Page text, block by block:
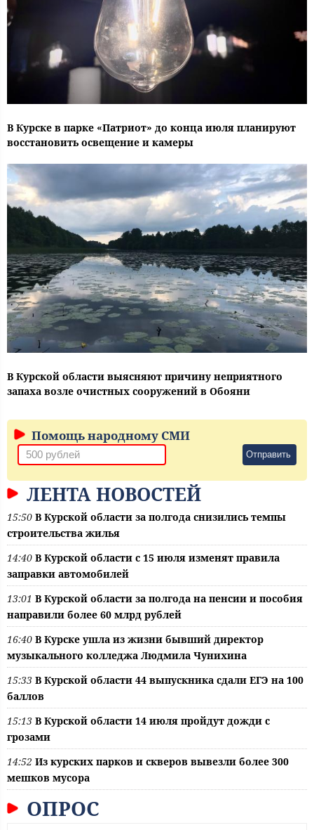
В Курске в парке «Патриот» до конца июля планируют
восстановить освещение и камеры
В Курской области выясняют причину неприятного
запаха возле очистных сооружений в Обояни
Помощь народному СМИ
Отправить
ЛЕНТА НОВОСТЕЙ
15:50 В Курской области за полгода снизились темпы
строительства жилья
14:40 В Курской области с 15 июля изменят правила
заправки автомобилей
13:01 В Курской области за полгода на пенсии и пособия
направили более 60 млрд рублей
16:40 В Курске ушла из жизни бывший директор
музыкального колледжа Людмила Чунихина
15:33 В Курской области 44 выпускника сдали ЕГЭ на 100
баллов
15:13 В Курской области 14 июля пройдут дожди с
грозами
14:52 Из курских парков и скверов вывезли более 300
мешков мусора
ОПРОС